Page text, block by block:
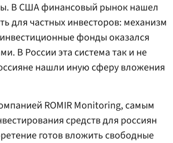
В США финансовый рынок нашел
для частных инвесторов: механизм
фонды оказался
В России эта система так и не
нашли иную сферу вложения
ROMIR Monitoring, самым
средств для россиян
готов вложить свободные